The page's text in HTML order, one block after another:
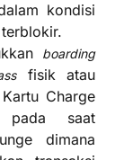
kondisi
boarding
fisik atau
Charge
pada saat
dimana